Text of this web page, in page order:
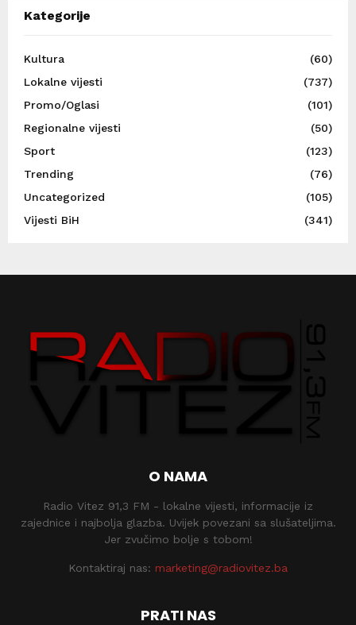
Kategorije
Kultura
(60)
Lokalne vijesti
(737)
Promo/Oglasi
(101)
Regionalne vijesti
(50)
Sport
(123)
Trending
(76)
Uncategorized
(105)
Vijesti BiH
(341)
O NAMA
Radio Vitez 91,3 FM - lokalne vijesti, informacije iz
zajednice i najbolja glazba. Uvijek povezani sa slušateljima.
Jer zvučimo bolje s tobom!
Kontaktiraj nas: marketing@radiovitez.ba
PRATI NAS